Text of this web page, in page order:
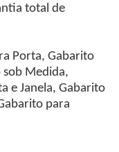
total de
Porta, Gabarito
sob Medida,
e Janela, Gabarito
para